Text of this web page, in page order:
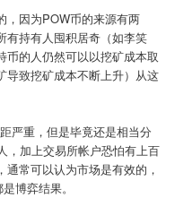
，因为POW币的来源有两
有持有人囤积居奇（如李笑
的人仍然可以以挖矿成本取
导致挖矿成本不断上升）从这
严重，但是毕竟还是相当分
，加上交易所帐户恐怕有上百
常可以认为市场是有效的，
博弈结果。